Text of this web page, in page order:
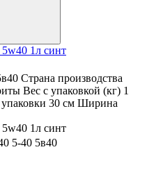
1л синт
Страна производства
Вес с упаковкой (кг) 1
30 см Ширина
1л синт
5-40 5в40